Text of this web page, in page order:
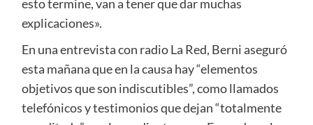
esto termine, van a tener que dar muchas
explicaciones».
En una entrevista con radio La Red, Berni aseguró
esta mañana que en la causa hay “elementos
objetivos que son indiscutibles”, como llamados
telefónicos y testimonios que dejan “totalmente